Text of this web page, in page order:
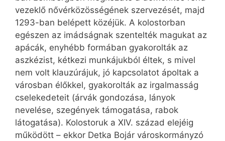
vezeklő nővérközösségének szervezését, majd
1293-ban belépett közéjük. A kolostorban
egészen az imádságnak szentelték magukat az
apácák, enyhébb formában gyakorolták az
aszkézist, kétkezi munkájukból éltek, s mivel
nem volt klauzúrájuk, jó kapcsolatot ápoltak a
városban élőkkel, gyakorolták az irgalmasság
cselekedeteit (árvák gondozása, lányok
nevelése, szegények támogatása, rabok
látogatása). Kolostoruk a XIV. század elejéig
működött – ekkor Detka Bojár városkormányzó